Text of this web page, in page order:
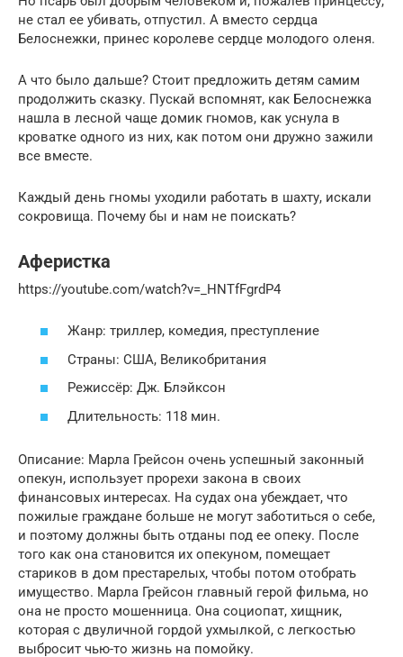
не стал ее убивать, отпустил. А вместо сердца
Белоснежки, принес королеве сердце молодого оленя.
А что было дальше? Стоит предложить детям самим
продолжить сказку. Пускай вспомнят, как Белоснежка
нашла в лесной чаще домик гномов, как уснула в
кроватке одного из них, как потом они дружно зажили
все вместе.
Каждый день гномы уходили работать в шахту, искали
сокровища. Почему бы и нам не поискать?
Аферистка
https://youtube.com/watch?v=_HNTfFgrdP4
Жанр: триллер, комедия, преступление
Страны: США, Великобритания
Режиссёр: Дж. Блэйксон
Длительность: 118 мин.
Описание: Марла Грейсон очень успешный законный
опекун, использует прорехи закона в своих
финансовых интересах. На судах она убеждает, что
пожилые граждане больше не могут заботиться о себе,
и поэтому должны быть отданы под ее опеку. После
того как она становится их опекуном, помещает
стариков в дом престарелых, чтобы потом отобрать
имущество. Марла Грейсон главный герой фильма, но
она не просто мошенница. Она социопат, хищник,
которая с двуличной гордой ухмылкой, с легкостью
выбросит чью-то жизнь на помойку.